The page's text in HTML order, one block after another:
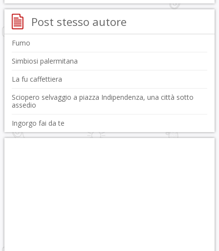
Post stesso autore
Fumo
Simbiosi palermitana
La fu caffettiera
Sciopero selvaggio a piazza Indipendenza, una città sotto
assedio
Ingorgo fai da te